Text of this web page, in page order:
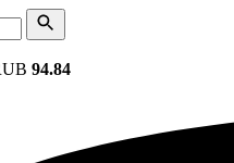
Поиск
94.84